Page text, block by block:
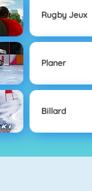
Rugby Jeux
Planer
Billard